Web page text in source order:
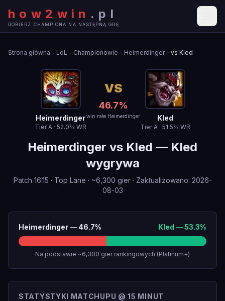
how2win . pl
DOBIERZ CHAMPIONA NA NASTĘPNĄ GRĘ
Strona główna LoL Championowie Heimerdinger vs Kled
Heimerdinger
TierA · 52.0% WR
VS
46.7%
win rate Heimerdinger Kled
TierA · 51.5% WR
Heimerdinger vs Kled — Kled
wygrywa
Patch 16.15 · Top Lane · ~6,300 gier· Zaktualizowano: 2026-
08-03
Heimerdinger— 46.7% Kled —53.3%
Na podstawie ~6,300 gier rankingowych (Platinum+)
STATYSTYKI MATCHUPU @ 15 MINUT